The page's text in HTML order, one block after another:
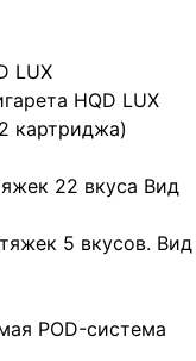
LUX
HQD LUX
картриджа)
22 вкуса Вид
5 вкусов. Вид
POD-система